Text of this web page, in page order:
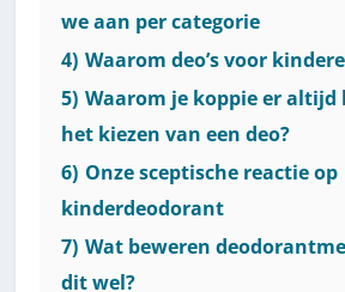
we aan per categorie
4) Waarom deo’s voor
5) Waarom je koppie er
het kiezen van een deo?
6) Onze sceptische reactie op
kinderdeodorant
7) Wat beweren
dit wel?